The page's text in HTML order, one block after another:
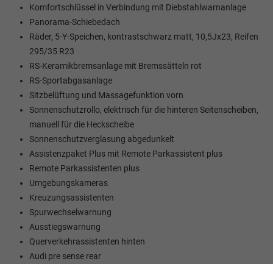
Komfortschlüssel in Verbindung mit Diebstahlwarnanlage
Panorama-Schiebedach
Räder, 5-Y-Speichen, kontrastschwarz matt, 10,5Jx23, Reifen
295/35 R23
RS-Keramikbremsanlage mit Bremssätteln rot
RS-Sportabgasanlage
Sitzbelüftung und Massagefunktion vorn
Sonnenschutzrollo, elektrisch für die hinteren Seitenscheiben,
manuell für die Heckscheibe
Sonnenschutzverglasung abgedunkelt
Assistenzpaket Plus mit Remote Parkassistent plus
Remote Parkassistenten plus
Umgebungskameras
Kreuzungsassistenten
Spurwechselwarnung
Ausstiegswarnung
Querverkehrassistenten hinten
Audi pre sense rear